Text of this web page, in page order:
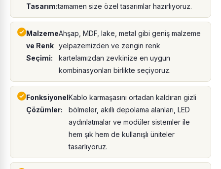
Tasarım:tamamen size özel tasarımlar hazırlıyoruz.
Malzeme
ve Renk
Seçimi:
Ahşap, MDF, lake, metal gibi geniş malzeme
yelpazemizden ve zengin renk
kartelamızdan zevkinize en uygun
kombinasyonları birlikte seçiyoruz.
Fonksiyonel
Çözümler:
Kablo karmaşasını ortadan kaldıran gizli
bölmeler, akıllı depolama alanları, LED
aydınlatmalar ve modüler sistemler ile
hem şık hem de kullanışlı üniteler
tasarlıyoruz.